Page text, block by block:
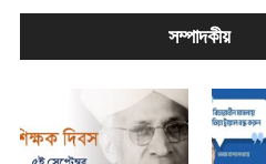
সম্পাদকীয়